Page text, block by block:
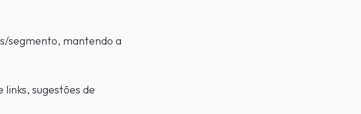
segmento, mantendo a
sugestões de